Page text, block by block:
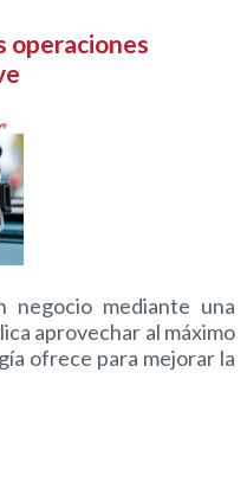
operaciones
mediante una
aprovechar al máximo
ofrece para mejorar la